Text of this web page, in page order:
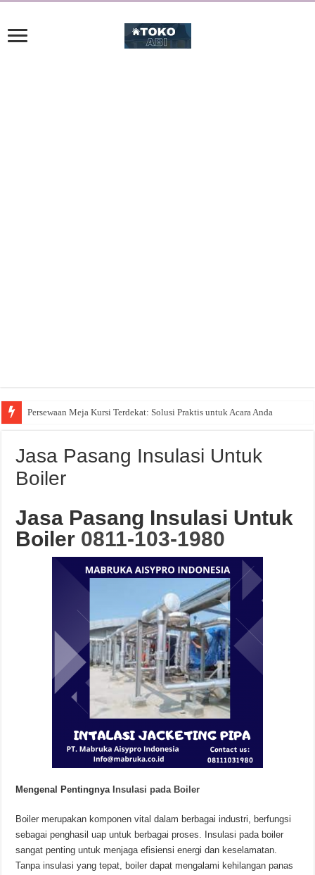
Persewaan Meja Kursi Terdekat: Solusi Praktis untuk Acara Anda
Jasa Pasang Insulasi Untuk
Boiler
Jasa Pasang Insulasi Untuk
Boiler 0811-103-1980
Mengenal PentingnyaInsulasi pada Boiler
Boiler merupakan komponen vital dalam berbagai industri, berfungsi
sebagai penghasil uap untuk berbagai proses. Insulasi pada boiler
sangat penting untuk menjaga efisiensi energi dan keselamatan.
Tanpa insulasi yang tepat, boiler dapat mengalami kehilangan panas